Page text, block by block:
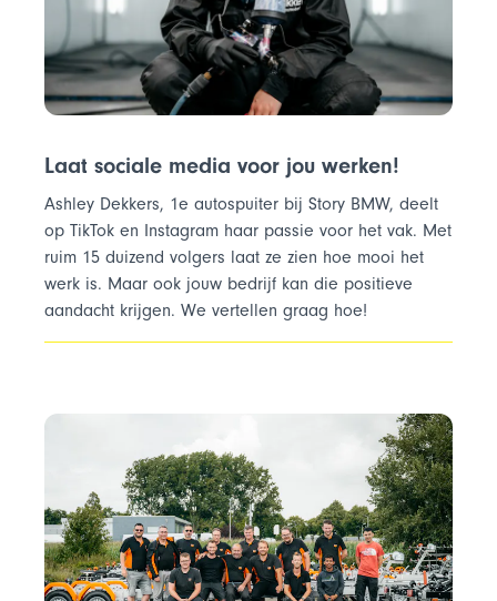
Laat sociale media voor jou werken!
Ashley Dekkers, 1e autospuiter bij Story BMW, deelt
op TikTok en Instagram haar passie voor het vak. Met
ruim 15 duizend volgers laat ze zien hoe mooi het
werk is. Maar ook jouw bedrijf kan die positieve
aandacht krijgen. We vertellen graag hoe!